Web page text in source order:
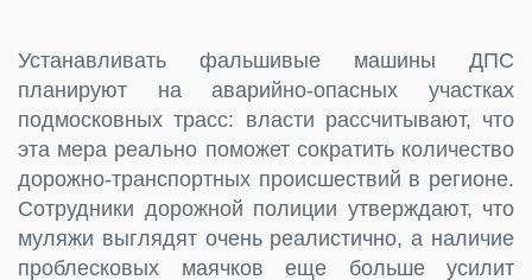
Устанавливать фальшивые машины ДПС
планируют на аварийно-опасных участках
подмосковных трасс: власти рассчитывают, что
эта мера реально поможет сократить количество
дорожно-транспортных происшествий в регионе.
Сотрудники дорожной полиции утверждают, что
муляжи выглядят очень реалистично, а наличие
проблесковых маячков еще больше усилит